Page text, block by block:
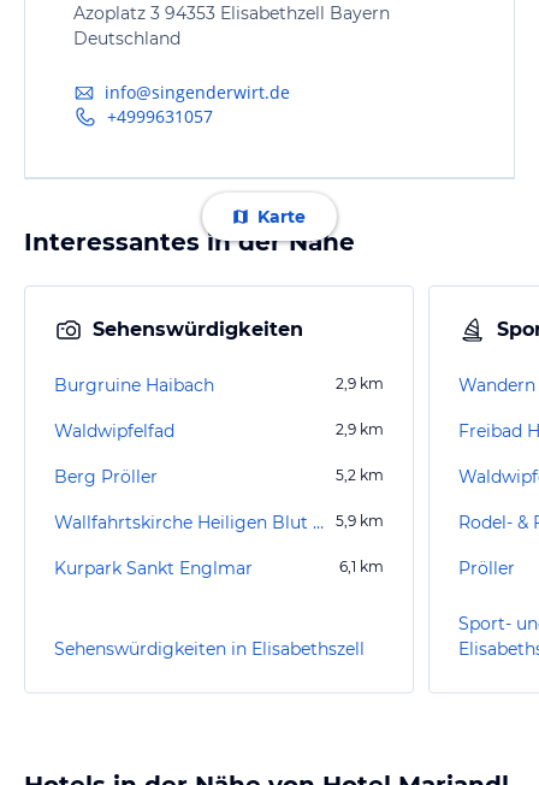
Azoplatz 3 94353 Elisabethzell Bayern
Deutschland
info@singenderwirt.de
+4999631057
Karte
Interessantes in der Nähe
Sehenswürdigkeiten
Burgruine Haibach 2,9 km
Waldwipfelfad 2,9 km
Berg Pröller 5,2 km
Wallfahrtskirche Heiligen Blut Neukirchen 5,9 km
Kurpark Sankt Englmar 6,1 km
Sehenswürdigkeiten in Elisabethszell
Freibad
Pröller
Sport-